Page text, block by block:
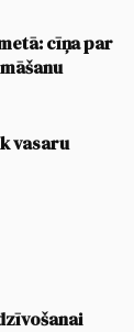
cīņa par
vasaru